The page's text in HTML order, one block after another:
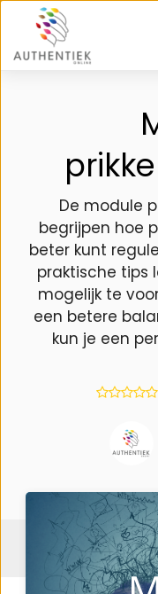
De module
begrijpen hoe
beter kunt
praktische tips
mogelijk te
een betere
kun je een
Menu